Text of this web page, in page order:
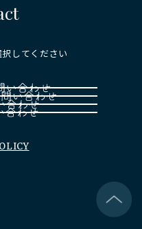
してください